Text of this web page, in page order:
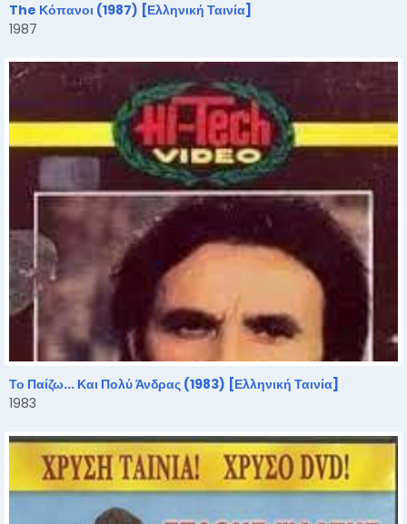
The Κόπανοι (1987) [Ελληνική Ταινία]
1987
Το Παίζω... Και Πολύ Άνδρας (1983) [Ελληνική Ταινία]
1983